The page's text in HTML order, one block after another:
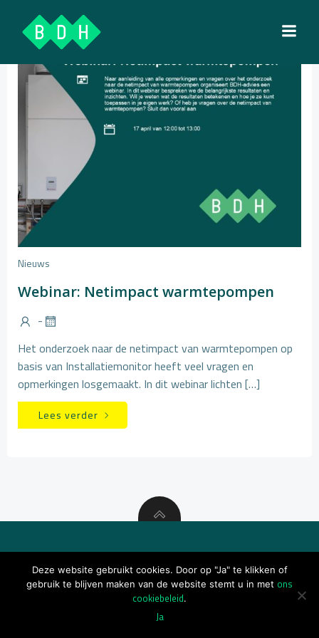
Nieuws
Webinar: Netimpact warmtepompen
-
Het onderzoek naar de netimpact van warmtepompen op
basis van Installatiemonitor heeft veel vragen en
opmerkingen losgemaakt. In dit webinar lichten […]
Lees verder
© 2026 BDH
Deze website gebruikt cookies. Door op "Ja" te klikken of
gebruik te blijven maken van de website stemt u in met ons
cookiebeleid.
Ja